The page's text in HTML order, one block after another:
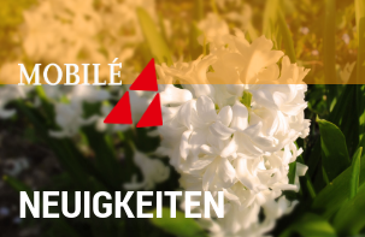
NEUIGKEITEN